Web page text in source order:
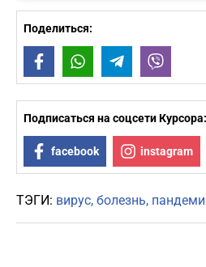
Поделиться:
FacebookWhatsAppTelegram
Подписаться на соцсети Курсора:
facebook instagram
ТЭГИ: вирус болезнь